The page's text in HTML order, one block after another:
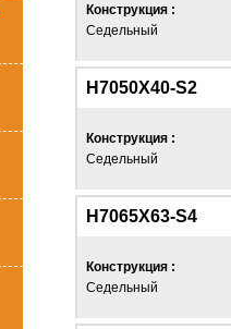
Конструкция :
Седельный
H7050X40-S2
Конструкция :
Седельный
H7065X63-S4
Конструкция :
Седельный